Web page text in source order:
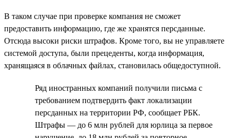
В таком случае при проверке компания не сможет
предоставить информацию, где же хранятся персданные.
Отсюда высоки риски штрафов. Кроме того, вы не управляете
системой доступа, были прецеденты, когда информация,
хранящаяся в облачных файлах, становилась общедоступной.
Ряд иностранных компаний получили письма с
требованием подтвердить факт локализации
персданных на территории РФ, сообщает РБК.
Штрафы — до 6 млн рублей для юрлица за первое